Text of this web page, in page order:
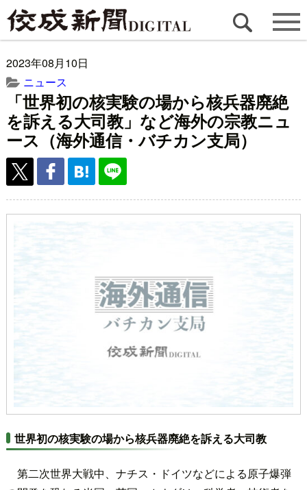
2023年08月10日
ニュース
「世界初の核実験の場から核兵器廃絶
を訴える大司教」など海外の宗教ニュ
ース（海外通信・バチカン支局）
世界初の核実験の場から核兵器廃絶を訴える大司教
第二次世界大戦中、ナチス・ドイツなどによる原子爆弾